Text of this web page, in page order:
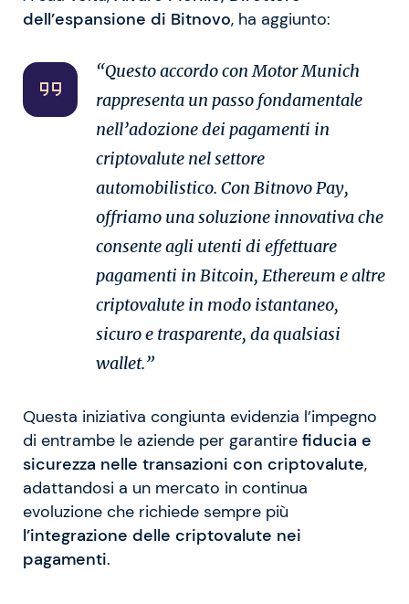
dell’espansione di Bitnovo, ha aggiunto:
“Questo accordo con Motor Munich
rappresenta un passo fondamentale
nell’adozione dei pagamenti in
criptovalute nel settore
automobilistico. Con Bitnovo Pay,
offriamo una soluzione innovativa che
consente agli utenti di effettuare
pagamenti in Bitcoin, Ethereum e altre
criptovalute in modo istantaneo,
sicuro e trasparente, da qualsiasi
wallet.”
Questa iniziativa congiunta evidenzia l’impegno
di entrambe le aziende per garantire fiducia e
sicurezza nelle transazioni con criptovalute,
adattandosi a un mercato in continua
evoluzione che richiede sempre più
l’integrazione delle criptovalute nei
pagamenti.